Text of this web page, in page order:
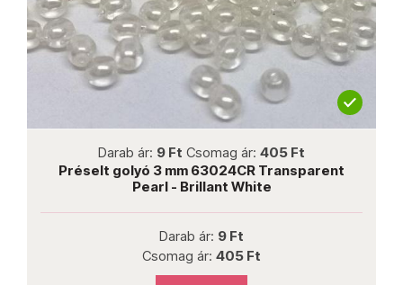
Darab ár: 9 Ft Csomag ár: 405 Ft
Préselt golyó 3 mm 63024CR Transparent
Pearl - Brillant White
Darab ár: 9 Ft
Csomag ár: 405 Ft